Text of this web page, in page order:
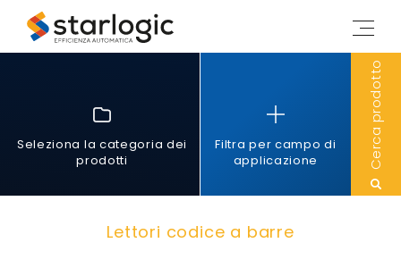
M
Seleziona la categoria dei
prodotti
Filtra per campo di
applicazione
Cerca prodotto
Lettori codice a barre